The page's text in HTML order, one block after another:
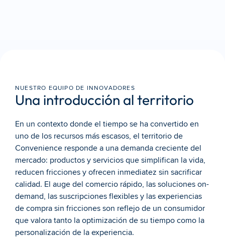
NUESTRO EQUIPO DE INNOVADORES
Una introducción al territorio
En un contexto donde el tiempo se ha convertido en
uno de los recursos más escasos, el territorio de
Convenience responde a una demanda creciente del
mercado: productos y servicios que simplifican la vida,
reducen fricciones y ofrecen inmediatez sin sacrificar
calidad. El auge del comercio rápido, las soluciones on-
demand, las suscripciones flexibles y las experiencias
de compra sin fricciones son reflejo de un consumidor
que valora tanto la optimización de su tiempo como la
personalización de la experiencia.